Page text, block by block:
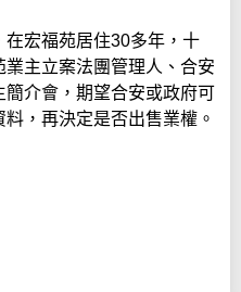
宏福苑居住30多年，十
主立案法團管理人、合安
介會，期望合安或政府可
，再決定是否出售業權。